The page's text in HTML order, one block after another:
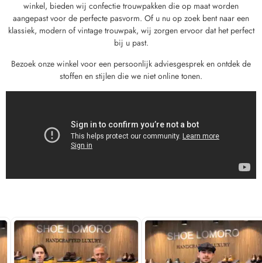
winkel, bieden wij confectie trouwpakken die op maat worden
aangepast voor de perfecte pasvorm. Of u nu op zoek bent naar een
klassiek, modern of vintage trouwpak, wij zorgen ervoor dat het perfect
bij u past.
Bezoek onze winkel voor een persoonlijk adviesgesprek en ontdek de
stoffen en stijlen die we niet online tonen.